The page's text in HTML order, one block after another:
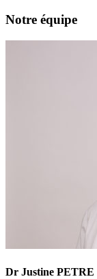
Notre équipe
Dr Justine PETRE